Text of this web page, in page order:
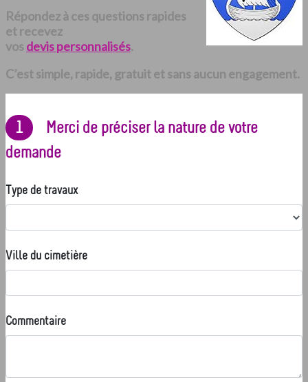
Répondez à ces questions rapides
et recevez
vos devis personnalisés.
C’est simple, rapide, gratuit et sans aucun engagement.